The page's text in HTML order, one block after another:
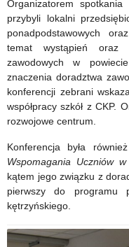
Organizatorem
przybyli lokalni
ponadpodstawowych
temat wystąpień oraz
zawodowych w
znaczenia doradztwa
konferencji zebrani
współpracy szkół z CKP.
rozwojowe centrum.
Konferencja była
Wspomagania Uczniów
kątem jego związku z
pierwszy do programu
kętrzyńskiego.